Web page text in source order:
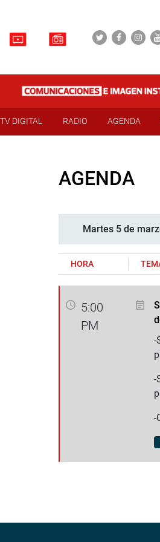
TV DIGITAL RADIO AGENDA
AGENDA
Martes 5 de
HORA
5:00
PM
-
-
-